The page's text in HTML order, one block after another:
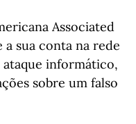
Associated
a sua conta na rede
informático,
sobre um falso